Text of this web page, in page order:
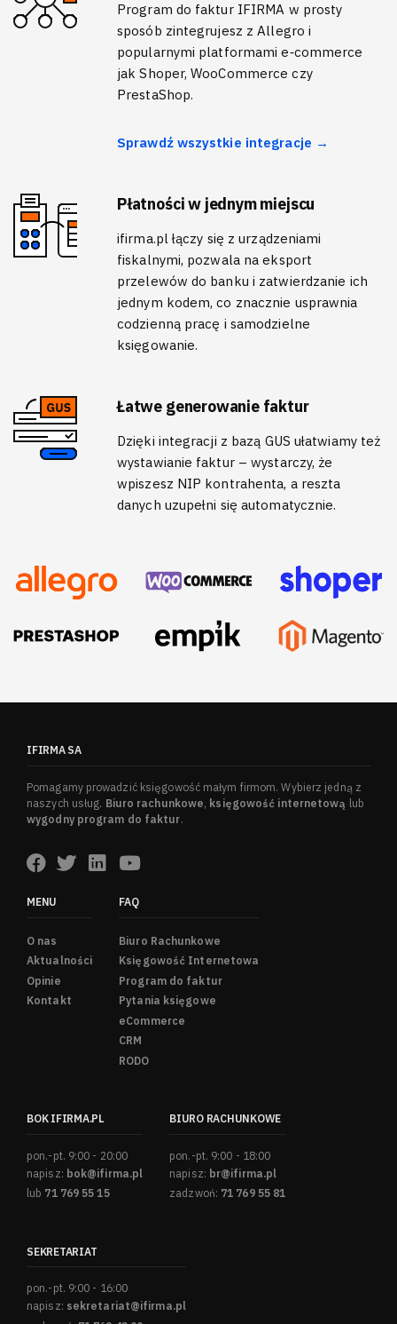
Program do faktur IFIRMA w prosty
sposób zintegrujesz z Allegro i
popularnymi platformami e‑commerce
jak Shoper, WooCommerce czy
PrestaShop.
Sprawdź wszystkie integracje →
Płatności w jednym miejscu
ifirma.pl łączy się z urządzeniami
fiskalnymi, pozwala na eksport
przelewów do banku i zatwierdzanie ich
jednym kodem, co znacznie usprawnia
codzienną pracę i samodzielne
księgowanie.
Łatwe generowanie faktur
Dzięki integracji z bazą GUS ułatwiamy też
wystawianie faktur – wystarczy, że
wpiszesz NIP kontrahenta, a reszta
danych uzupełni się automatycznie.
IFIRMA SA
Pomagamy prowadzić księgowość małym firmom. Wybierz jedną z
naszych usług. Biuro rachunkowe, księgowość internetową lub
wygodny program do faktur.
MENU
O nas
Aktualności
Opinie
Kontakt
FAQ
Biuro Rachunkowe
Księgowość Internetowa
Program do faktur
Pytania księgowe
eCommerce
CRM
RODO
BOK IFIRMA.PL
pon.-pt. 9:00 - 20:00
napisz: bok@ifirma.pl
lub 71 769 55 15
BIURO RACHUNKOWE
pon.-pt. 9:00 - 18:00
napisz: br@ifirma.pl
zadzwoń: 71 769 55 81
SEKRETARIAT
pon.-pt. 9:00 - 16:00
napisz: sekretariat@ifirma.pl